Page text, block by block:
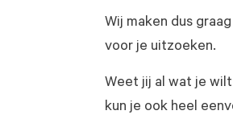
Wij maken dus
voor je uitzoeken.
Weet jij al wat je
kun je ook heel